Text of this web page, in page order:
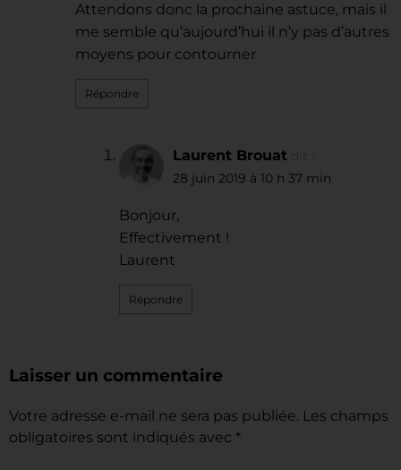
Attendons donc la prochaine astuce, mais il
me semble qu’aujourd’hui il n’y pas d’autres
moyens pour contourner
Répondre
Laurent Brouat
28 juin 2019 à 10 h 37 min
Bonjour,
Effectivement !
Laurent
Répondre
Laisser un commentaire
Votre adresse e-mail ne sera pas publiée. Les champs
obligatoires sont indiqués avec *